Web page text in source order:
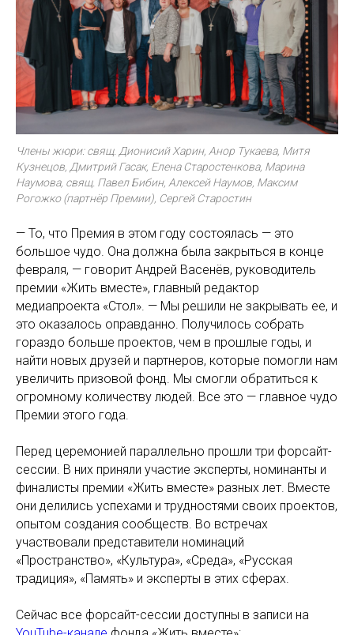
Члены жюри: свящ. Дионисий Харин, Анор Тукаева, Митя
Кузнецов, Дмитрий Гасак, Елена Старостенкова, Марина
Наумова, свящ. Павел Бибин, Алексей Наумов, Максим
Рогожко (партнёр Премии), Сергей Старостин
— То, что Премия в этом году состоялась — это
большое чудо. Она должна была закрыться в конце
февраля, — говорит Андрей Васенёв, руководитель
премии «Жить вместе», главный редактор
медиапроекта «Стол». — Мы решили не закрывать ее, и
это оказалось оправданно. Получилось собрать
гораздо больше проектов, чем в прошлые годы, и
найти новых друзей и партнеров, которые помогли нам
увеличить призовой фонд. Мы смогли обратиться к
огромному количеству людей. Все это — главное чудо
Премии этого года.
Перед церемонией параллельно прошли три форсайт-
сессии. В них приняли участие эксперты, номинанты и
финалисты премии «Жить вместе» разных лет. Вместе
они делились успехами и трудностями своих проектов,
опытом создания сообществ. Во встречах
участвовали представители номинаций
«Пространство», «Культура», «Среда», «Русская
традиция», «Память» и эксперты в этих сферах.
Сейчас все форсайт-сессии доступны в записи на